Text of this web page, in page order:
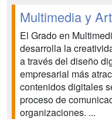
Multimedia y
El Grado en
desarrolla la
a través del diseño
empresarial más
contenidos digitales
proceso de
organizaciones. ...